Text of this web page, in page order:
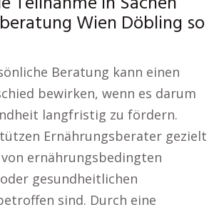
Wien Döbling so
Beratung kann einen
bewirken, wenn es darum
langfristig zu fördern.
Ernährungsberater gezielt
ernährungsbedingten
gesundheitlichen
sind. Durch eine